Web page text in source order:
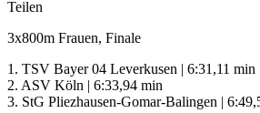
Teilen
3x800m Frauen, Finale
1. TSV Bayer 04 Leverkusen | 6:31,11 min
2. ASV Köln | 6:33,94 min
3. StG Pliezhausen-Gomar-Balingen |